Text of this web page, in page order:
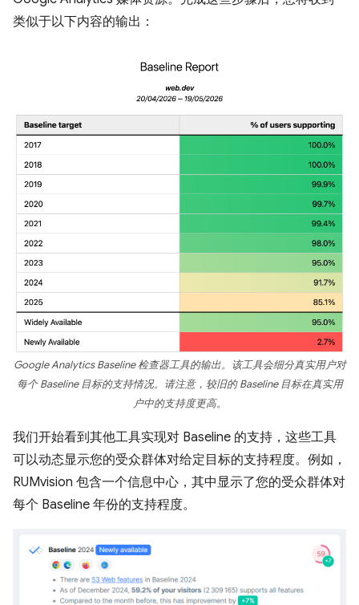
类似于以下内容的输出：
Google Analytics Baseline 检查器工具的输出。该工具会细分真实用户对
每个 Baseline 目标的支持情况。请注意，较旧的 Baseline 目标在真实用
户中的支持度更高。
我们开始看到其他工具实现对 Baseline 的支持，这些工具
可以动态显示您的受众群体对给定目标的支持程度。例如，
RUMvision 包含一个信息中心，其中显示了您的受众群体对
每个 Baseline 年份的支持程度。